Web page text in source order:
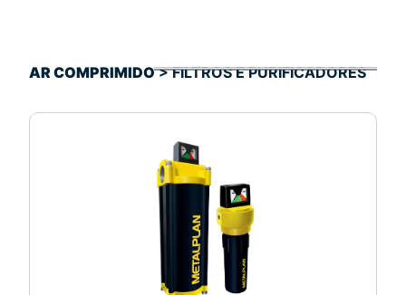
AR COMPRIMIDO> FILTROS E PURIFICADORES